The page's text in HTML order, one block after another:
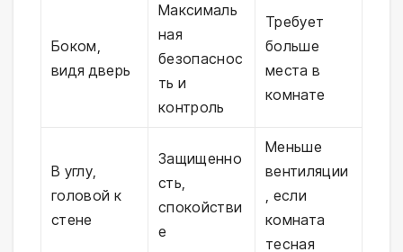
Боком,
видя дверь
Максималь
ная
безопаснос
ть и
контроль
Требует
больше
места в
комнате
В углу,
головой к
стене
Защищенно
сть,
спокойстви
е
Меньше
вентиляции
, если
комната
тесная